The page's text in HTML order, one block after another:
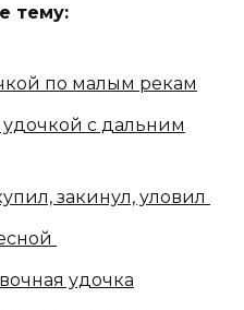
тему:
по малым рекам
с дальним
закинул, уловил
удочка